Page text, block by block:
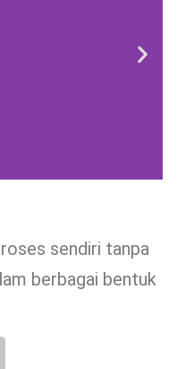
sendiri tanpa
berbagai bentuk